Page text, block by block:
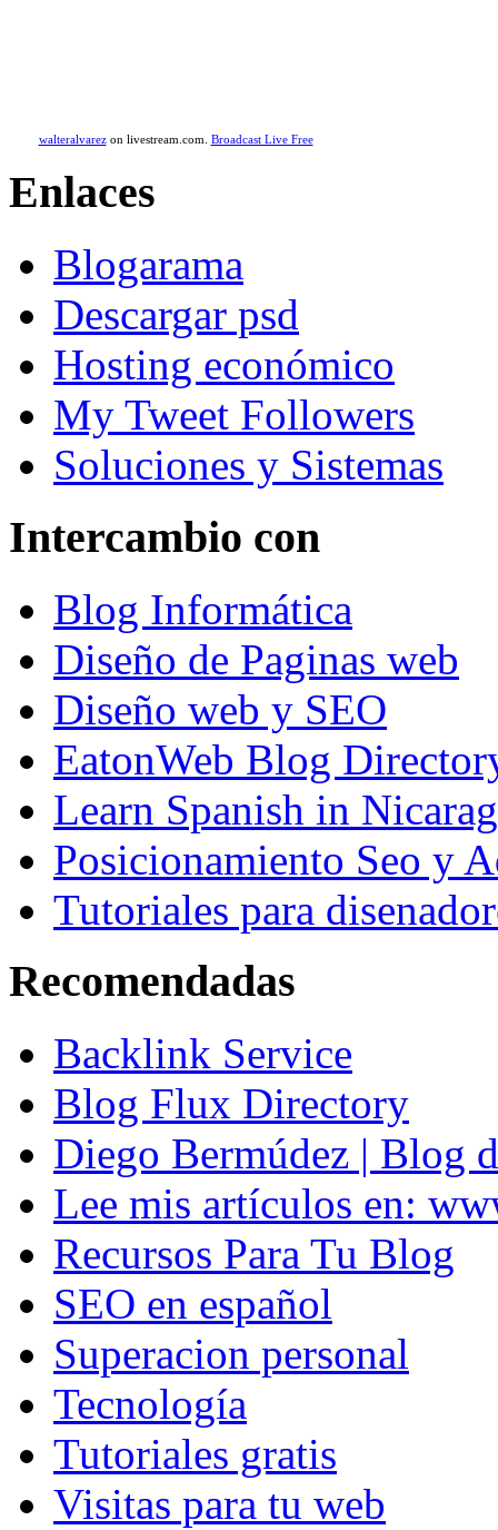
walteralvarezon livestream.com. Broadcast Live Free
Enlaces
Blogarama
Descargar psd
Hosting económico
My Tweet Followers
Soluciones y Sistemas
Intercambio con
Blog Informática
Diseño de Paginas web
Diseño web y SEO
EatonWeb Blog
Learn Spanish in
Posicionamiento Seo y
Tutoriales para
Recomendadas
Backlink Service
Blog Flux Directory
Diego Bermúdez | Blog
Lee mis artículos en:
Recursos Para Tu Blog
SEO en español
Superacion personal
Tecnología
Tutoriales gratis
Visitas para tu web